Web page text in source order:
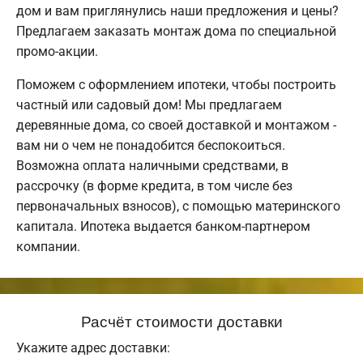
дом и вам приглянулись наши предложения и цены?
Предлагаем заказать монтаж дома по специальной
промо-акции.
Поможем с оформлением ипотеки, чтобы построить
частный или садовый дом! Мы предлагаем
деревянные дома, со своей доставкой и монтажом -
вам ни о чем не понадобится беспокоиться.
Возможна оплата наличными средствами, в
рассрочку (в форме кредита, в том числе без
первоначальных взносов), с помощью материнского
капитала. Ипотека выдается банком-партнером
компании.
Расчёт стоимости доставки
Укажите адрес доставки: